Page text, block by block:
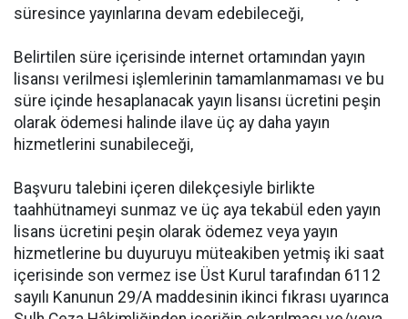
süresince yayınlarına devam edebileceği,
Belirtilen süre içerisinde internet ortamından yayın
lisansı verilmesi işlemlerinin tamamlanmaması ve bu
süre içinde hesaplanacak yayın lisansı ücretini peşin
olarak ödemesi halinde ilave üç ay daha yayın
hizmetlerini sunabileceği,
Başvuru talebini içeren dilekçesiyle birlikte
taahhütnameyi sunmaz ve üç aya tekabül eden yayın
lisans ücretini peşin olarak ödemez veya yayın
hizmetlerine bu duyuruyu müteakiben yetmiş iki saat
içerisinde son vermez ise Üst Kurul tarafından 6112
sayılı Kanunun 29/A maddesinin ikinci fıkrası uyarınca